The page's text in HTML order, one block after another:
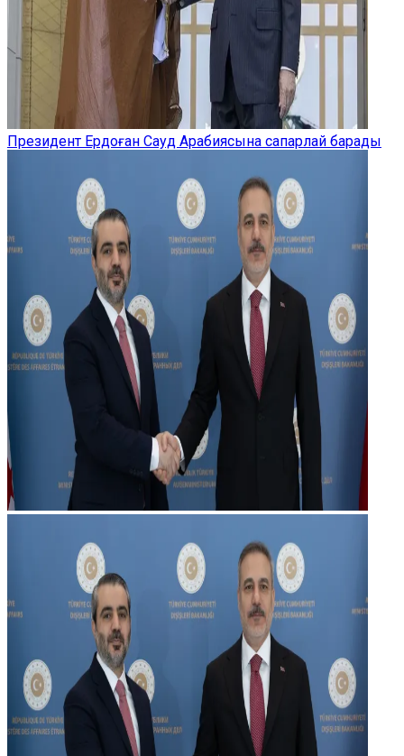
Президент Ердоған Сауд Арабиясына сапарлай барады